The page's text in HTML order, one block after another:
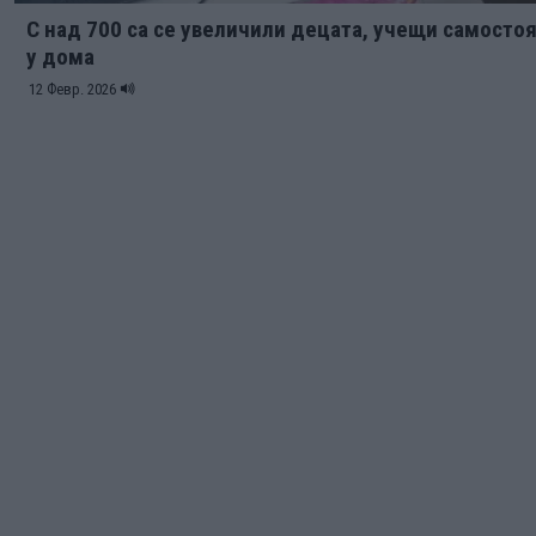
С над 700 са се увеличили децата, учещи
у дома
12 Февр. 2026